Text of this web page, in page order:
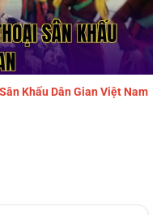
Khấu Dân Gian Việt Nam